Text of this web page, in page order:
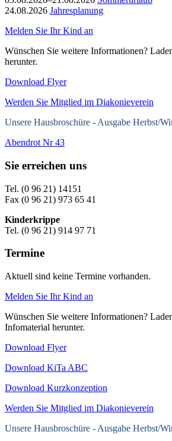
24.08.2026 Jahresplanung
Melden Sie Ihr Kind an
Wünschen Sie weitere Informationen?
herunter.
Download Flyer
Werden Sie Mitglied im Diakonieverein
Unsere Hausbroschüre - Ausgabe Herbst/
Abendrot Nr 43
Sie erreichen uns
Tel. (0 96 21) 14151
Fax (0 96 21) 973 65 41
Kinderkrippe
Tel. (0 96 21) 914 97 71
Termine
Aktuell sind keine Termine vorhanden.
Melden Sie Ihr Kind an
Wünschen Sie weitere Informationen?
Infomaterial herunter.
Download Flyer
Download KiTa ABC
Download Kurzkonzeption
Werden Sie Mitglied im Diakonieverein
Unsere Hausbroschüre - Ausgabe Herbst/